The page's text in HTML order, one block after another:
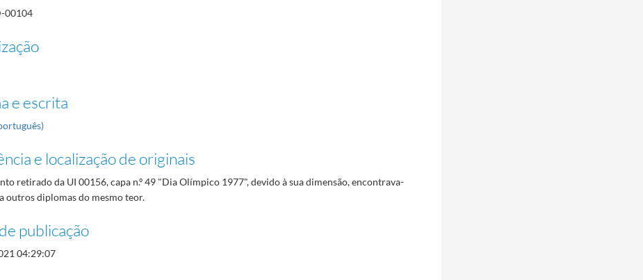
00104
e escrita
e localização de originais
retirado da UI 00156, capa n.º 49 "Dia Olímpico 1977", devido à sua dimensão, encontrava-
outros diplomas do mesmo teor.
publicação
04:29:07